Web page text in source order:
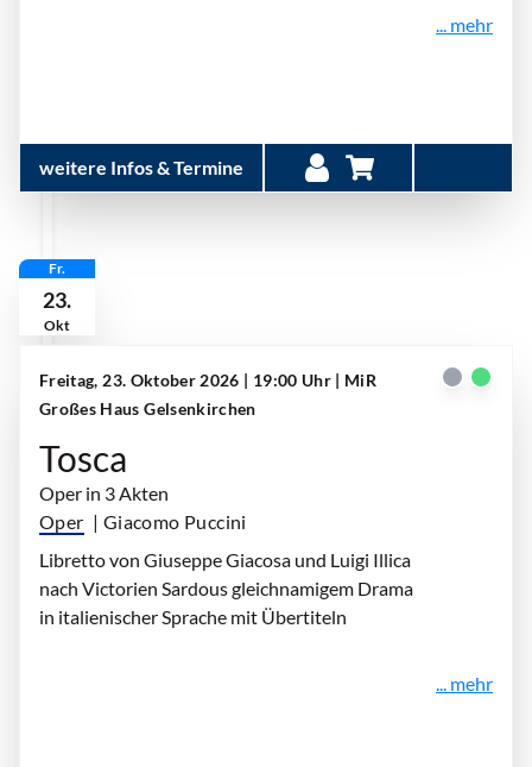
... mehr
weitere Infos & Termine
Fr.
23.
Okt
Freitag, 23. Oktober 2026 | 19:00 Uhr | MiR
Großes Haus Gelsenkirchen
Tosca
Oper in 3 Akten
Oper | Giacomo Puccini
Libretto von Giuseppe Giacosa und Luigi Illica
nach Victorien Sardous gleichnamigem Drama
in italienischer Sprache mit Übertiteln
... mehr